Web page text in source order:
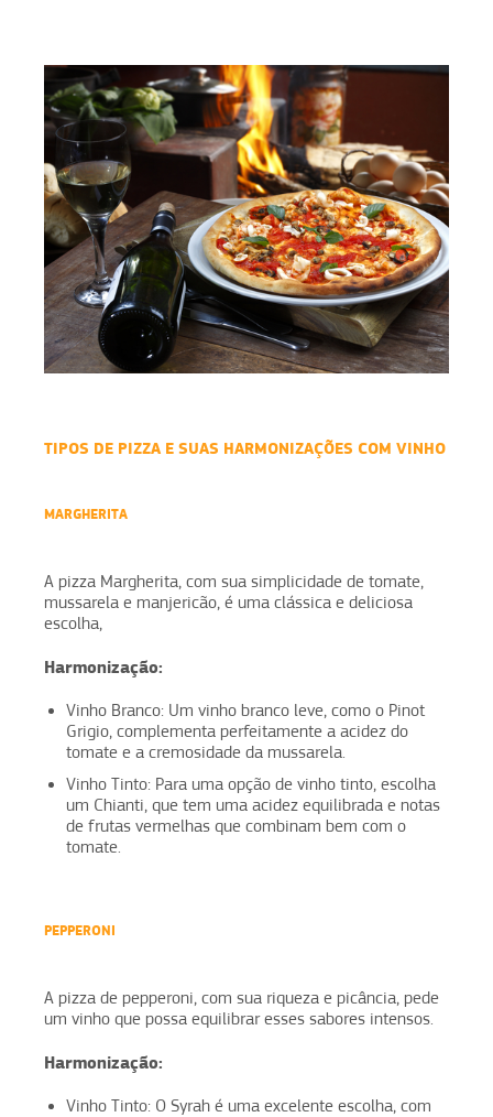
TIPOS DE PIZZA E SUAS HARMONIZAÇÕES COM VINHO
MARGHERITA
A pizza Margherita, com sua simplicidade de tomate,
mussarela e manjericão, é uma clássica e deliciosa
escolha,
Harmonização:
Vinho Branco: Um vinho branco leve, como o Pinot
Grigio, complementa perfeitamente a acidez do
tomate e a cremosidade da mussarela.
Vinho Tinto: Para uma opção de vinho tinto, escolha
um Chianti, que tem uma acidez equilibrada e notas
de frutas vermelhas que combinam bem com o
tomate.
PEPPERONI
A pizza de pepperoni, com sua riqueza e picância, pede
um vinho que possa equilibrar esses sabores intensos.
Harmonização:
Vinho Tinto: O Syrah é uma excelente escolha, com